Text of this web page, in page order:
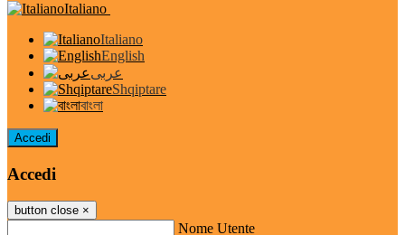
Italiano
Italiano
English
عربى
Shqiptare
বাংলা
Accedi
Accedi
button close ×
Nome Utente